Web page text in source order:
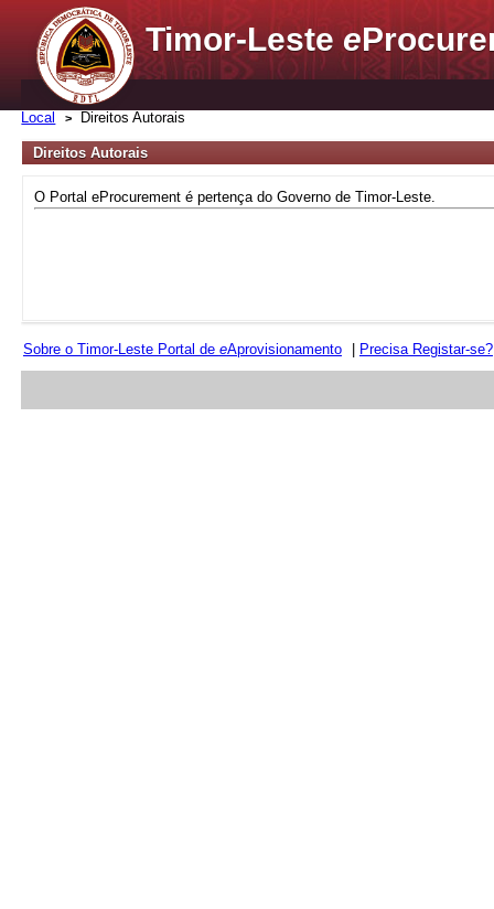
Timor-Lestee
Local Direitos Autorais
Direitos Autorais
O Portal eProcurement é pertença do Governo de Timor-Leste.
Sobre o Timor-Leste Portal de eAprovisionamento Precisa Registar-se?